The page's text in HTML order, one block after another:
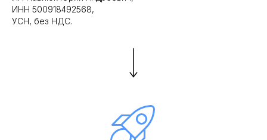
ИНН 500918492568,
УСН, без НДС.